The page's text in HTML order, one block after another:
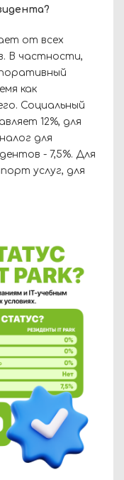
от всех
В частности,
как
Социальный
12%, для
для
- 7,5%. Для
услуг, для